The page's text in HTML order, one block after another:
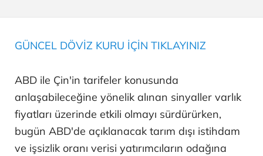
GÜNCEL DÖVİZ KURU İÇİN TIKLAYINIZ
ABD ile Çin'in tarifeler konusunda
anlaşabileceğine yönelik alınan sinyaller varlık
fiyatları üzerinde etkili olmayı sürdürürken,
bugün ABD'de açıklanacak tarım dışı istihdam
ve işsizlik oranı verisi yatırımcıların odağına